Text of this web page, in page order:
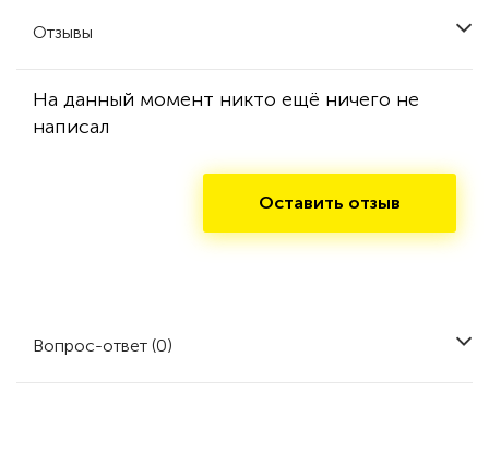
Отзывы
На данный момент никто ещё ничего не
написал
Оставить отзыв
Вопрос-ответ (0)